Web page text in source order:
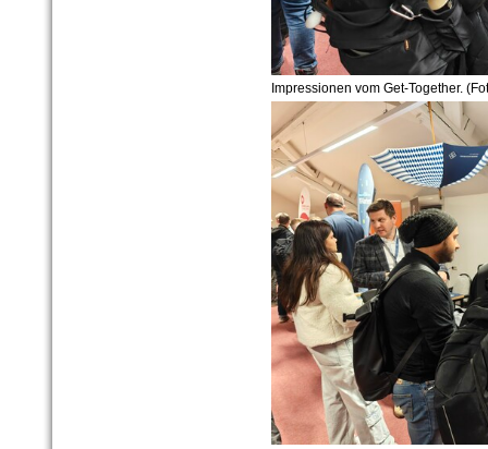
Impressionen vom Get-Together.